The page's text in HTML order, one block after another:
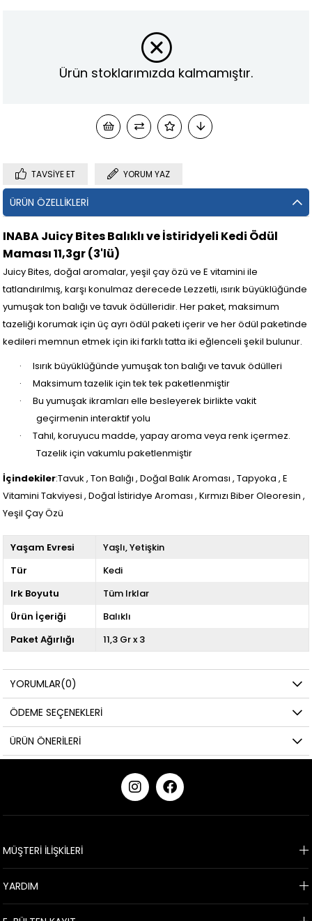
Ürün stoklarımızda kalmamıştır.
TAVSIYE ET YORUM YAZ
ÜRÜN ÖZELLIKLERI
INABA Juicy Bites Balıklı ve İstiridyeli Kedi Ödül
Maması 11,3gr (3'lü)
Juicy Bites, doğal aromalar, yeşil çay özü ve E vitamini ile
tatlandırılmış, karşı konulmaz derecede Lezzetli, ısırık büyüklüğünde
yumuşak ton balığı ve tavuk ödülleridir. Her paket, maksimum
tazeliği korumak için üç ayrı ödül paketi içerir ve her ödül paketinde
kedileri memnun etmek için iki farklı tatta iki eğlenceli şekil bulunur.
·
Isırık büyüklüğünde yumuşak ton balığı ve tavuk ödülleri
·
Maksimum tazelik için tek tek paketlenmiştir
·
Bu yumuşak ikramları elle besleyerek birlikte vakit
geçirmenin interaktif yolu
·
Tahıl, koruyucu madde, yapay aroma veya renk içermez.
Tazelik için vakumlu paketlenmiştir
İçindekiler:Tavuk , Ton Balığı , Doğal Balık Aroması , Tapyoka , E
Vitamini Takviyesi , Doğal İstiridye Aroması , Kırmızı Biber Oleoresin ,
Yeşil Çay Özü
Yaşam Evresi Yaşlı Yetişkin
Tür
Kedi
Irk Boyutu
Tüm Irklar
Ürün İçeriği
Balıklı
Paket Ağırlığı
11,3 Gr x 3
YORUMLAR(0)
ÖDEME SEÇENEKLERI
ÜRÜN ÖNERILERI
MÜŞTERİ İLİŞKİLERİ
YARDIM